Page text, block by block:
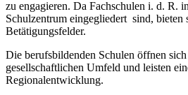
zu engagieren. Da Fachschulen i. d. R.
Schulzentrum eingegliedert sind, bieten
Betätigungsfelder.
Die berufsbildenden Schulen öffnen
gesellschaftlichen Umfeld und leisten
Regionalentwicklung.